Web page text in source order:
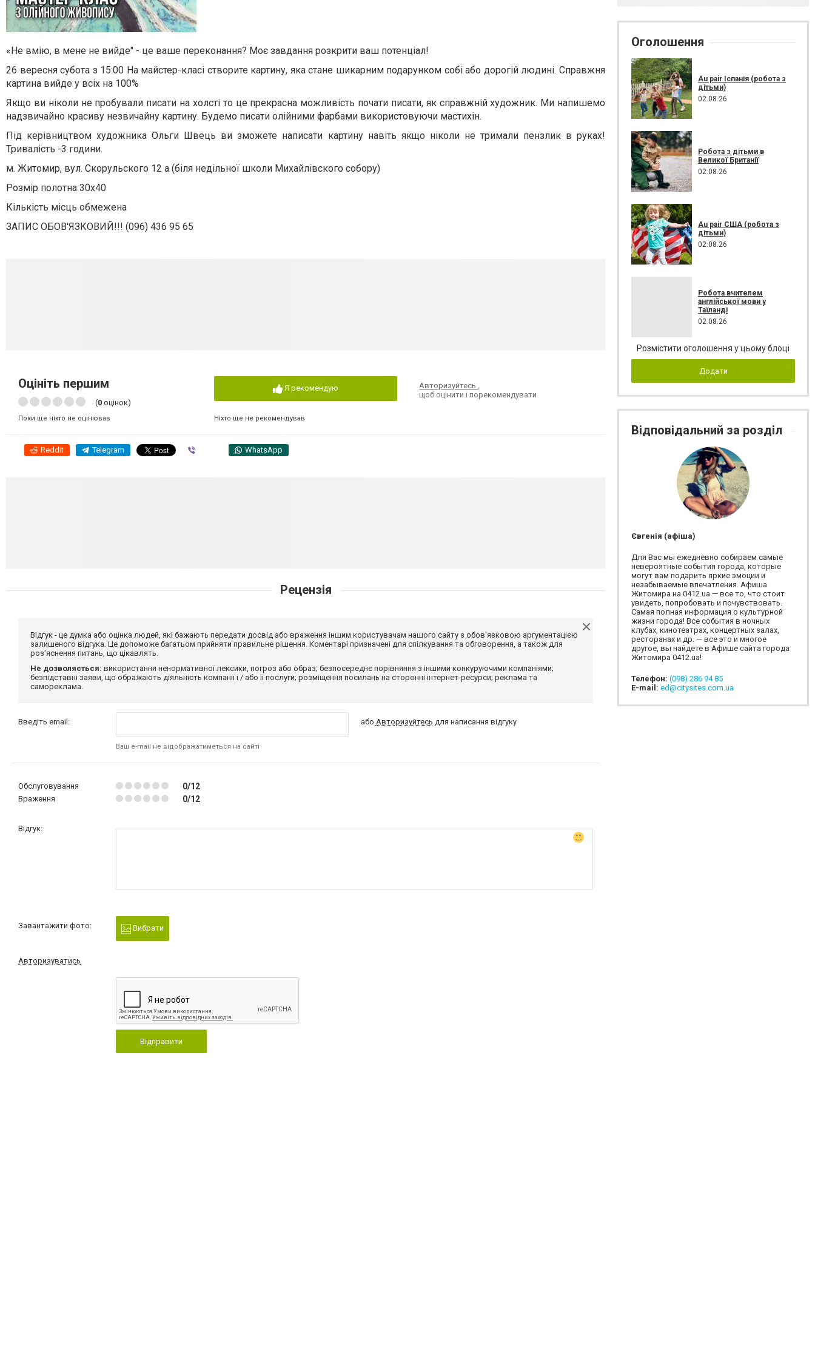
«Не вмію, в мене не вийде" - це ваше переконання? Моє завдання розкрити ваш потенціал!
26 вересня субота з 15:00 На майстер-класі створите картину, яка стане шикарним подарунком собі або дорогій людині. Справжня
картина вийде у всіх на 100%
Якщо ви ніколи не пробували писати на холсті то це прекрасна можливість почати писати, як справжній художник. Ми напишемо
надзвичайно красиву незвичайну картину. Будемо писати олійними фарбами використовуючи мастихін.
Під керівництвом художника Ольги Швець ви зможете написати картину навіть якщо ніколи не тримали пензлик в руках!
Тривалість -3 години.
м. Житомир, вул. Скорульского 12 а (біля недільної школи Михайлівского собору)
Розмір полотна 30х40
Кількість місць обмежена
ЗАПИС ОБОВ'ЯЗКОВИЙ!!! (096) 436 95 65
Оцініть першим
(0 оцінок)
Поки ще ніхто не оцінював
Я рекомендую
Ніхто ще не рекомендував
Авторизуйтесь,
щоб оцінити і порекомендувати
Reddit Telegram WhatsApp
Рецензія
Відгук - це думка або оцінка людей, які бажають передати досвід або враження іншим користувачам нашого сайту з обов'язковою аргументацією
залишеного відгука. Це допоможе багатьом прийняти правильне рішення. Коментарі призначені для спілкування та обговорення, а також для
роз'яснення питань, що цікавлять.
Не дозволяється: використання ненормативної лексики, погроз або образ; безпосереднє порівняння з іншими конкуруючими компаніями;
безпідставні заяви, що ображають діяльність компанії і / або її послуги; розміщення посилань на сторонні інтернет-ресурси; реклама та
самореклама.
Введіть email:
Ваш e-mail не відображатиметься на сайті
або Авторизуйтесь для написання відгуку
Обслуговування 0/12
Враження 0/12
Відгук:
Завантажити фото: Вибрати
Авторизуватись
Відправити
Оголошення
Au pair Іспанія (робота з
дітьми)
02.08.26
Робота з дітьми в
Великої Британії
02.08.26
Au pair США (робота з
дітьми)
02.08.26
Робота вчителем
англійської мови у
Таїланді
02.08.26
Розмістити оголошення у цьому блоці
Додати
Відповідальний за розділ
Євгенія (афіша)
Для Вас мы ежедневно собираем самые
невероятные события города, которые
могут вам подарить яркие эмоции и
незабываемые впечатления. Афиша
Житомира на 0412.ua — все то, что стоит
увидеть, попробовать и почувствовать.
Самая полная информация о культурной
жизни города! Все события в ночных
клубах, кинотеатрах, концертных залах,
ресторанах и др. — все это и многое
другое, вы найдете в Афише сайта города
Житомира 0412.ua!
Телефон: (098) 286 94 85
E-mail: ed@citysites.com.ua